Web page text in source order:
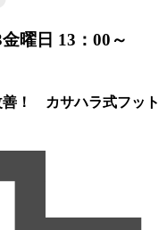
曜日 13：00～
善！ カサハラ式フット